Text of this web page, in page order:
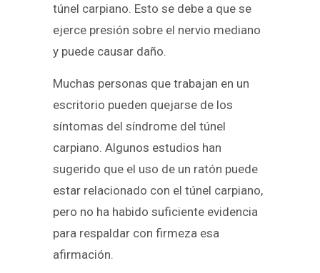
túnel carpiano. Esto se debe a que se
ejerce presión sobre el nervio mediano
y puede causar daño.
Muchas personas que trabajan en un
escritorio pueden quejarse de los
síntomas del síndrome del túnel
carpiano. Algunos estudios han
sugerido que el uso de un ratón puede
estar relacionado con el túnel carpiano,
pero no ha habido suficiente evidencia
para respaldar con firmeza esa
afirmación.